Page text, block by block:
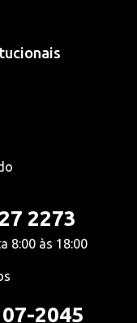
2273
8:00 às 18:00
2045